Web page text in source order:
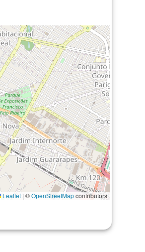
Leaflet | ©OpenStreetMapcontributors